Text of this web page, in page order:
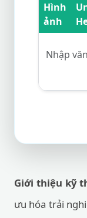
Hình
ảnh
Nhập
Giới thiệu kỹ
ưu hóa trải